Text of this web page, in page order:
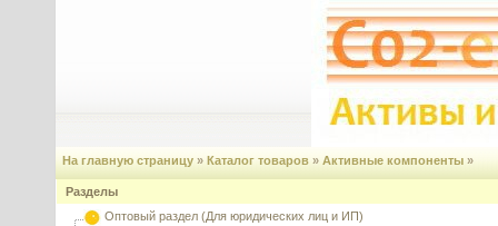
На главную страницу » Каталог товаров » Активные компоненты »
Разделы
Оптовый раздел (Для юридических лиц и ИП)